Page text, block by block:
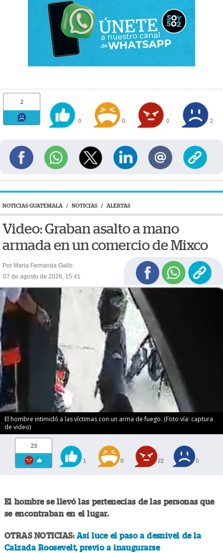
2
0 0 0 2
NOTICIAS GUATEMALA / NOTICIAS / ALERTAS
Video: Graban asalto a mano
armada en un comercio de Mixco
Por Maria Fernanda Gallo
07 de agosto de 2026, 15:41
El hombre intimidó a las víctimas con un arma de fuego. (Foto vía: captura
de video)
23
1 0 22 0
El hombre se llevó las pertenecías de las personas que
se encontraban en el lugar.
OTRAS NOTICIAS: Así luce el paso a desnivel de la
Calzada Roosevelt, previo a inaugurarse